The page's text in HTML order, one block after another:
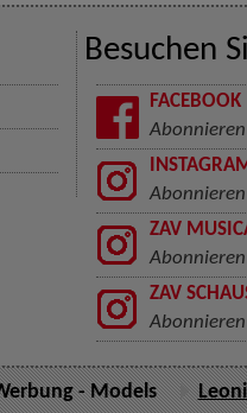
Besuchen
FACEBOOK
Abonnieren
Abonnieren
ZAV
Abonnieren
ZAV
Abonnieren
- Models